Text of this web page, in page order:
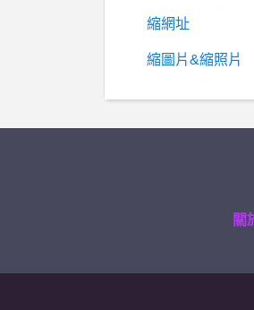
縮網址
縮圖片&縮照片
關